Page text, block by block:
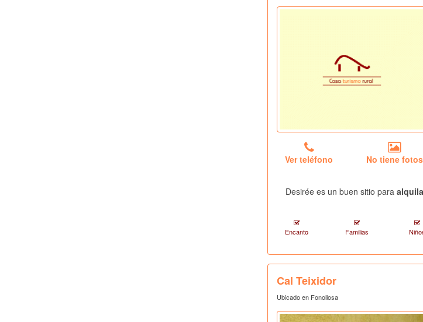
Ver teléfono No tiene fotos
Desirée es un buen sitio para
Encanto Familias
Cal Teixidor
Ubicado en Fonollosa